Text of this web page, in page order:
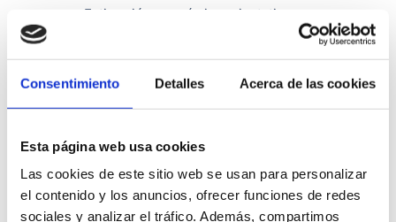
Consentimiento Detalles Acerca de las cookies
Esta página web usa cookies
Las cookies de este sitio web se usan para personalizar
el contenido y los anuncios, ofrecer funciones de redes
sociales y analizar el tráfico. Además, compartimos
Estimación económica orientativa.
Parcelación/reglas de implantación y
Implantación y volumetría.
Plantas/esquemas funcionales.